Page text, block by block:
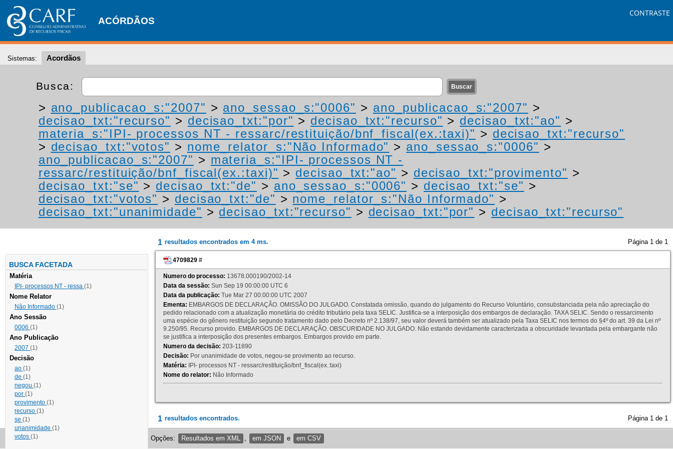
ACÓRDÃOS
CONTRASTE
Sistemas: Acordãos
Busca:
> ano_publicacao_s:"2007" > ano_sessao_s:"0006" > ano_publicacao_s:"2007" >
decisao_txt:"recurso" > decisao_txt:"por" > decisao_txt:"recurso" > decisao_txt:"ao" >
materia_s:"IPI- processos NT - ressarc/restituição/bnf_fiscal(ex.:taxi)" > decisao_txt:"recurso"
> decisao_txt:"votos" > nome_relator_s:"Não Informado" > ano_sessao_s:"0006" >
ano_publicacao_s:"2007" > materia_s:"IPI- processos NT -
ressarc/restituição/bnf_fiscal(ex.:taxi)" > decisao_txt:"ao" > decisao_txt:"provimento" >
decisao_txt:"se" > decisao_txt:"de" > ano_sessao_s:"0006" > decisao_txt:"se" >
decisao_txt:"votos" > decisao_txt:"de" > nome_relator_s:"Não Informado" >
decisao_txt:"unanimidade" > decisao_txt:"recurso" > decisao_txt:"por" > decisao_txt:"recurso"
BUSCA FACETADA
Matéria
IPI- processos NT - ressa (1)
Nome Relator
Não Informado (1)
Ano Sessão
0006 (1)
Ano Publicação
2007 (1)
Decisão
ao (1)
de (1)
negou (1)
por (1)
provimento (1)
recurso (1)
se (1)
unanimidade (1)
votos (1)
1 resultados encontrados em 4 ms. Página 1 de 1
4709829 #
Numero do processo: 13678.000190/2002-14
Data da sessão: Sun Sep 19 00:00:00 UTC 6
Data da publicação: Tue Mar 27 00:00:00 UTC 2007
Ementa: EMBARGOS DE DECLARAÇÃO. OMISSÃO DO JULGADO. Constatada omissão, quando do julgamento do Recurso Voluntário, consubstanciada pela não apreciação do
pedido relacionado com a atualização monetária do crédito tributário pela taxa SELIC. Justifica-se a interposição dos embargos de declaração. TAXA SELIC. Sendo o ressarcimento
uma espécie do gênero restituição segundo tratamento dado pelo Decreto nº 2.138/97, seu valor deverá também ser atualizado pela Taxa SELIC nos termos do §4º do art. 39 da Lei nº
9.250/95. Recurso provido. EMBARGOS DE DECLARAÇÃO. OBSCURIDADE NO JULGADO. Não estando devidamente caracterizada a obscuridade levantada pela embargante não
se justifica a interposição dos presentes embargos. Embargos provido em parte.
Numero da decisão: 203-11890
Decisão: Por unanimidade de votos, negou-se provimento ao recurso.
Matéria: IPI- processos NT - ressarc/restituição/bnf_fiscal(ex.:taxi)
Nome do relator: Não Informado
1 resultados encontrados. Página 1 de 1
Opções: Resultados em XML em JSON e em CSV